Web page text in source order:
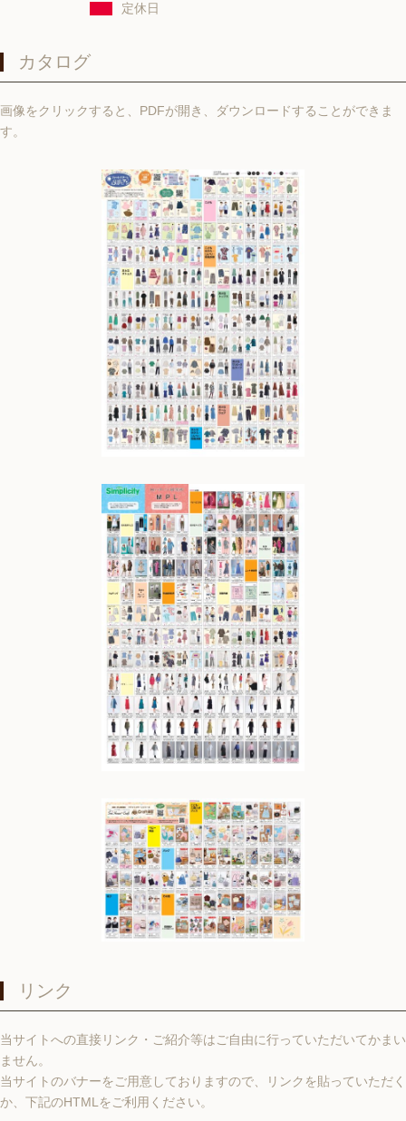
定休日
カタログ
画像をクリックすると、PDFが開き、ダウンロードすることができま
す。
リンク
当サイトへの直接リンク・ご紹介等はご自由に行っていただいてかまい
ません。
当サイトのバナーをご用意しておりますので、リンクを貼っていただく
か、下記のHTMLをご利用ください。